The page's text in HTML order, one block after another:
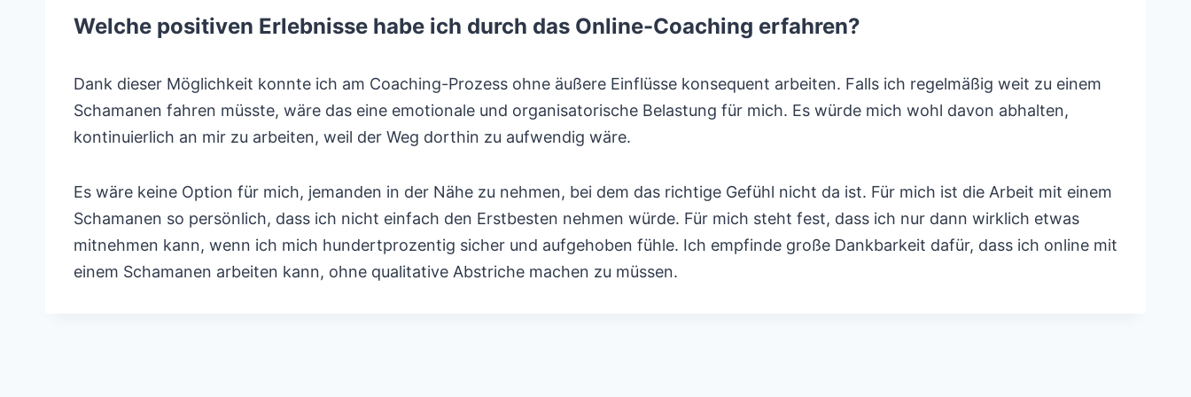
Welche positiven Erlebnisse habe ich durch das Online-Coaching erfahren?
Dank dieser Möglichkeit konnte ich am Coaching-Prozess ohne äußere Einflüsse konsequent arbeiten. Falls ich regelmäßig weit zu einem
Schamanen fahren müsste, wäre das eine emotionale und organisatorische Belastung für mich. Es würde mich wohl davon abhalten,
kontinuierlich an mir zu arbeiten, weil der Weg dorthin zu aufwendig wäre.
Es wäre keine Option für mich, jemanden in der Nähe zu nehmen, bei dem das richtige Gefühl nicht da ist. Für mich ist die Arbeit mit einem
Schamanen so persönlich, dass ich nicht einfach den Erstbesten nehmen würde. Für mich steht fest, dass ich nur dann wirklich etwas
mitnehmen kann, wenn ich mich hundertprozentig sicher und aufgehoben fühle. Ich empfinde große Dankbarkeit dafür, dass ich online mit
einem Schamanen arbeiten kann, ohne qualitative Abstriche machen zu müssen.